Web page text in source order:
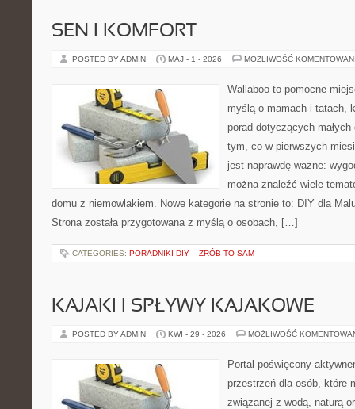
SEN I KOMFORT
POSTED BY ADMIN MAJ - 1 - 2026 MOŻLIWOŚĆ
Wallaboo to pomocne
myślą o mamach i tatach,
porad dotyczących
tym, co w pierwszych
jest naprawdę ważne:
można znaleźć wiele
domu z niemowlakiem. Nowe kategorie na stronie to: DIY dla
Strona została przygotowana z myślą o osobach, […]
CATEGORIES: PORADNIKI DIY – ZRÓB TO SAM
KAJAKI I SPŁYWY KAJAKOWE
POSTED BY ADMIN KWI - 29 - 2026 MOŻLIWOŚĆ
Portal poświęcony
przestrzeń dla osób, które
związanej z wodą, naturą